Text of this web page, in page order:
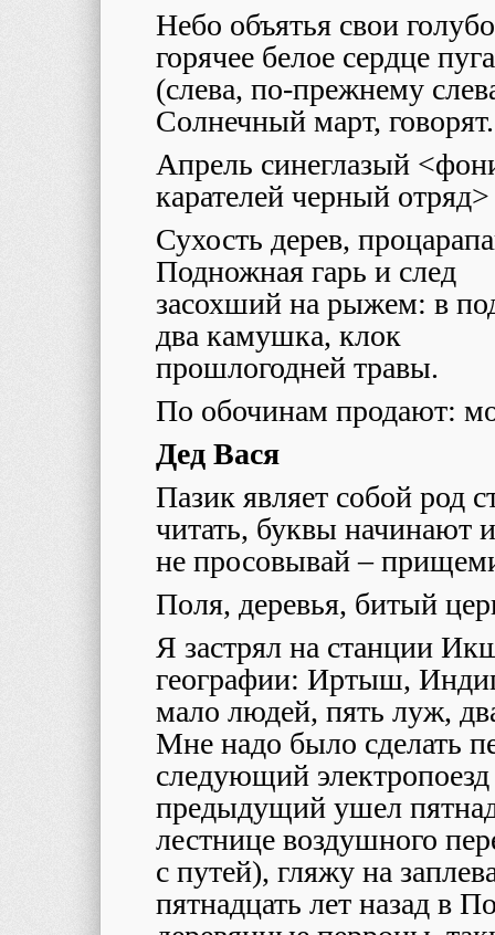
Небо объятья свои
горячее белое сердце
(слева, по-прежнему
Солнечный март,
Апрель синеглазый
карателей черный отряд>
Сухость дерев,
Подножная гарь и след
засохший на рыжем: в
два камушка, клок
прошлогодней травы.
По обочинам продают:
Дед Вася
Пазик являет собой род
читать, буквы начинают
не просовывай –
Поля, деревья, битый
Я застрял на станции
географии: Иртыш,
мало людей, пять луж,
Мне надо было сделать
следующий электропоезд
предыдущий ушел
лестнице воздушного
с путей), гляжу на
пятнадцать лет назад в